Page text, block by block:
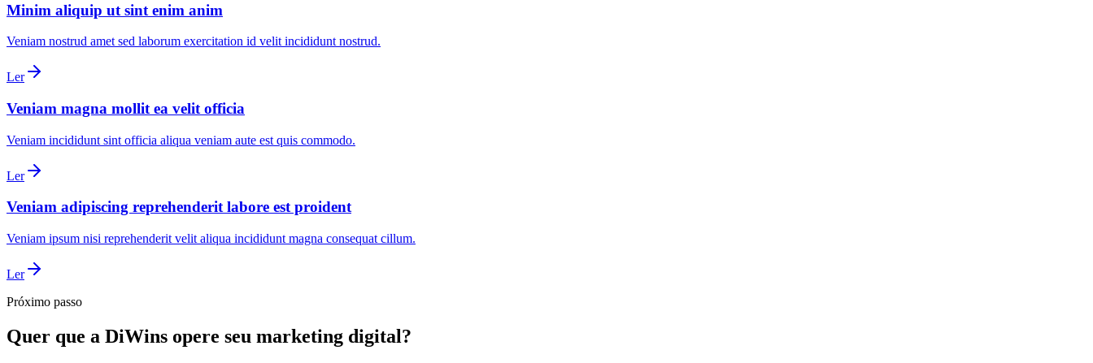
Minim aliquip ut sint enim anim
Veniam nostrud amet sed laborum exercitation id velit incididunt nostrud.
Ler
Veniam magna mollit ea velit officia
Veniam incididunt sint officia aliqua veniam aute est quis commodo.
Ler
Veniam adipiscing reprehenderit labore est proident
Veniam ipsum nisi reprehenderit velit aliqua incididunt magna consequat cillum.
Ler
Próximo passo
Quer que a DiWins opere seu marketing digital?